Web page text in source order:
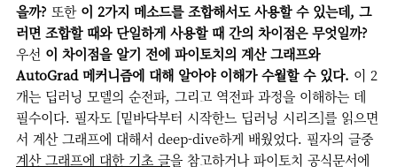
을까? 또한 이 2가지 메소드를 조합해서도 사용할 수 있는데, 그
러면 조합할 때와 단일하게 사용할 때 간의 차이점은 무엇일까?
우선 이 차이점을 알기 전에 파이토치의 계산 그래프와
AutoGrad 메커니즘에 대해 알아야 이해가 수월할 수 있다. 이 2
개는 딥러닝 모델의 순전파, 그리고 역전파 과정을 이해하는 데
필수이다. 필자도 [밑바닥부터 시작한느 딥러닝 시리즈]를 읽으면
서 계산 그래프에 대해서 deep-dive하게 배웠었다. 필자의 글중
계산 그래프에 대한 기초 글을 참고하거나 파이토치 공식문서에